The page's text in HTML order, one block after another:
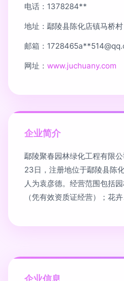
电话：1378284**
地址：鄢陵县陈化店镇马桥村
邮箱：1728465a**
网址： www.juchuany.com
企业简介
鄢陵聚春园林绿化工程有限
23日，注册地位于鄢陵县陈
人为袁彦德。经营范围包括
（凭有效资质证经营）；花
企业信息